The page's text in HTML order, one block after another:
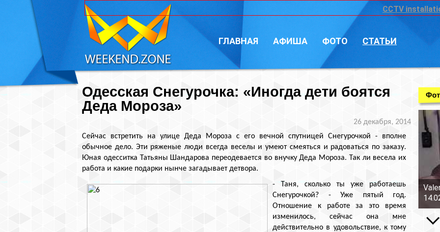
CCTV
ГЛАВНАЯ АФИША ФОТО СТАТЬИ
Одесская Снегурочка: «Иногда дети боятся
Деда Мороза»
26 декабря, 2014
Сейчас встретить на улице Деда Мороза с его вечной спутницей Снегурочкой - вполне
обычное дело. Эти ряженые люди всегда веселы и умеют смеяться и радоваться по заказу.
Юная одесситка Татьяны Шандарова переодевается во внучку Деда Мороза. Так ли весела их
работа и какие подарки нынче загадывает детвора.
- Таня, сколько ты уже работаешь
Снегурочкой? - Уже пятый год.
Отношение к работе за это время
изменилось, сейчас она мне
действительно в удовольствие, к тому